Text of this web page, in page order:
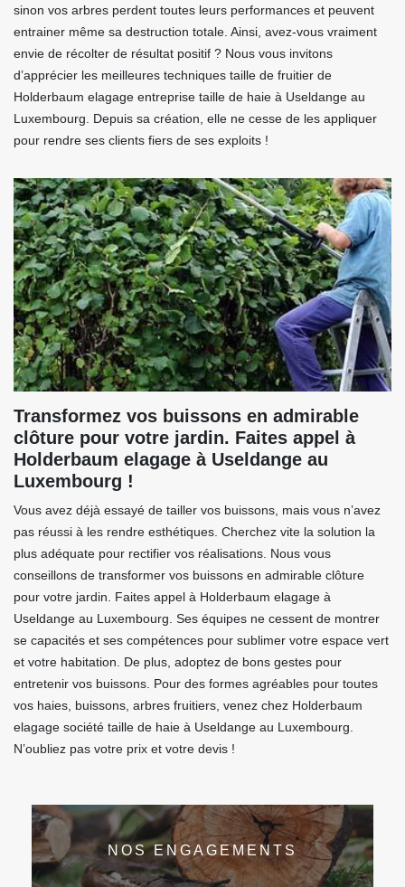
sinon vos arbres perdent toutes leurs performances et peuvent
entrainer même sa destruction totale. Ainsi, avez-vous vraiment
envie de récolter de résultat positif ? Nous vous invitons
d’apprécier les meilleures techniques taille de fruitier de
Holderbaum elagage entreprise taille de haie à Useldange au
Luxembourg. Depuis sa création, elle ne cesse de les appliquer
pour rendre ses clients fiers de ses exploits !
Transformez vos buissons en admirable
clôture pour votre jardin. Faites appel à
Holderbaum elagage à Useldange au
Luxembourg !
Vous avez déjà essayé de tailler vos buissons, mais vous n’avez
pas réussi à les rendre esthétiques. Cherchez vite la solution la
plus adéquate pour rectifier vos réalisations. Nous vous
conseillons de transformer vos buissons en admirable clôture
pour votre jardin. Faites appel à Holderbaum elagage à
Useldange au Luxembourg. Ses équipes ne cessent de montrer
se capacités et ses compétences pour sublimer votre espace vert
et votre habitation. De plus, adoptez de bons gestes pour
entretenir vos buissons. Pour des formes agréables pour toutes
vos haies, buissons, arbres fruitiers, venez chez Holderbaum
elagage société taille de haie à Useldange au Luxembourg.
N’oubliez pas votre prix et votre devis !
NOS ENGAGEMENTS